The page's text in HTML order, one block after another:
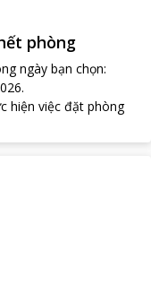
phòng
ngày bạn chọn:
.
hiện việc đặt phòng